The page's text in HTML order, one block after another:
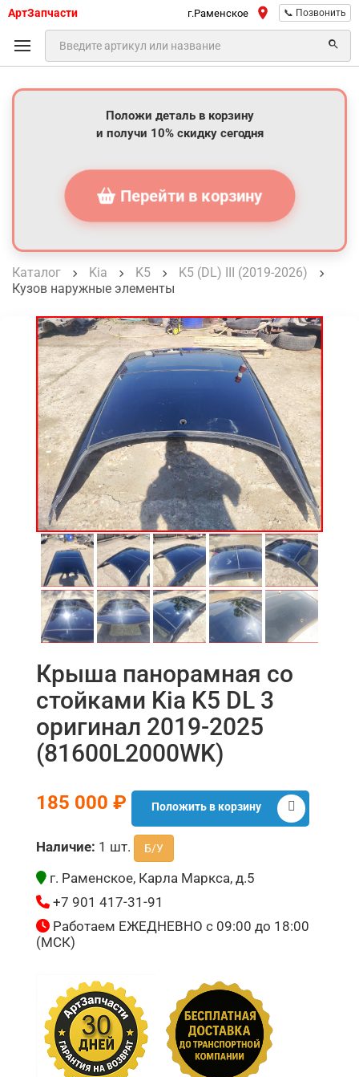
АртЗапчасти г.Раменское 📞 Позвонить
Положи деталь в корзину
и получи 10% скидку сегодня
Перейти в корзину
Каталог Kia K5
K5 (DL) III (2019-2026)
Кузов наружные элементы
Крыша панорамная со
стойками Kia K5 DL 3
оригинал 2019-2025
(81600L2000WK)
185 000 ₽ Положить в корзину
Наличие: 1 шт. Б/У
г. Раменское, Карла Маркса, д.5
+7 901 417-31-91
Работаем ЕЖЕДНЕВНО с 09:00 до 18:00
(МСК)